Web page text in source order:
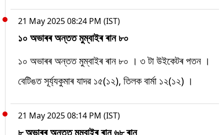
21 May 2025 08:24 PM (IST)
১০ অভাৰৰ অন্তত মুম্বাইৰ ৰান ৮০
১০ অভাৰৰ অন্তত মুম্বাইৰ ৰান ৮০ । ৩ টা উইকেটৰ পতন ।
বেটিঙত সূৰ্য্যকুমাৰ যাদৱ ১৫(১২), তিলক বাৰ্মা ১২(১২) ।
21 May 2025 08:14 PM (IST)
৮ অভাৰৰ অন্তত মুম্বাইৰ ৰান ৬৮ ৰান